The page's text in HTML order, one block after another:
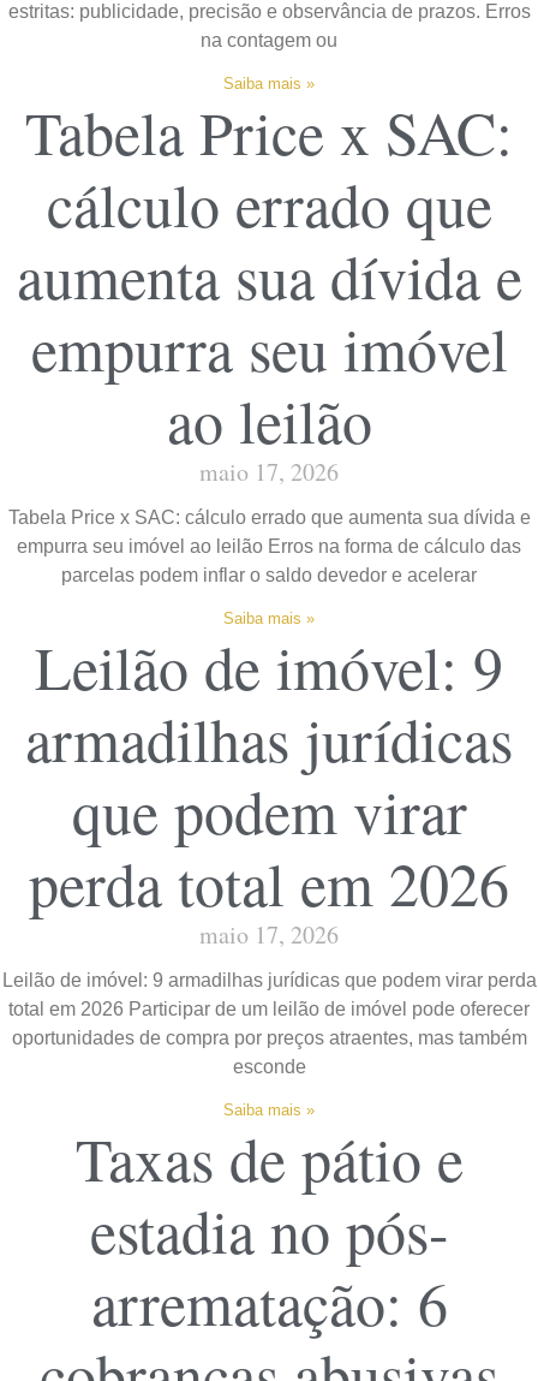
estritas: publicidade, precisão e observância de prazos. Erros
na contagem ou
Saiba mais »
Tabela Price x SAC:
cálculo errado que
aumenta sua dívida e
empurra seu imóvel
ao leilão
maio 17, 2026
Tabela Price x SAC: cálculo errado que aumenta sua dívida e
empurra seu imóvel ao leilão Erros na forma de cálculo das
parcelas podem inflar o saldo devedor e acelerar
Saiba mais »
Leilão de imóvel: 9
armadilhas jurídicas
que podem virar
perda total em 2026
maio 17, 2026
Leilão de imóvel: 9 armadilhas jurídicas que podem virar perda
total em 2026 Participar de um leilão de imóvel pode oferecer
oportunidades de compra por preços atraentes, mas também
esconde
Saiba mais »
Taxas de pátio e
estadia no pós-
arrematação: 6